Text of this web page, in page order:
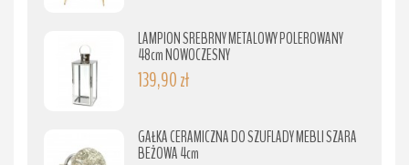
LAMPION SREBRNY METALOWY POLEROWANY
48cm NOWOCZESNY
139,90 zł
GAŁKA CERAMICZNA DO SZUFLADY MEBLI SZARA
BEŻOWA 4cm